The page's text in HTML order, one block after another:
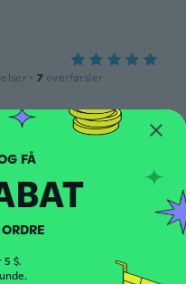
· 7 overførsler
5 $.